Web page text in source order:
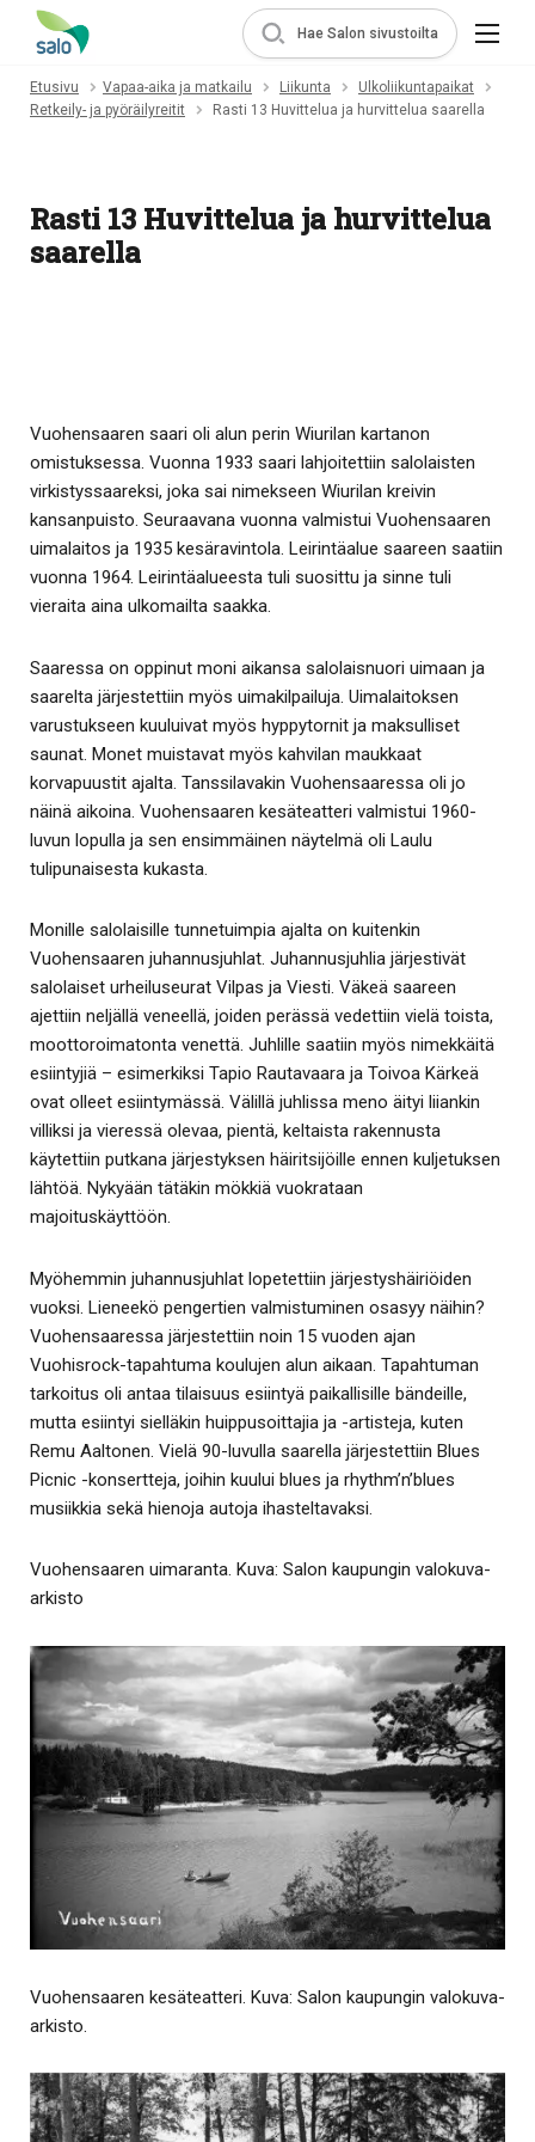
Hae Salon sivustoilta
Etusivu Vapaa-aika ja matkailu Liikunta
Ulkoliikuntapaikat
Retkeily- ja pyöräilyreitit
Rasti 13 Huvittelua ja hurvittelua saarella
Rasti 13 Huvittelua ja hurvittelua
saarella
Vuohensaaren saari oli alun perin Wiurilan kartanon
omistuksessa. Vuonna 1933 saari lahjoitettiin salolaisten
virkistyssaareksi, joka sai nimekseen Wiurilan kreivin
kansanpuisto. Seuraavana vuonna valmistui Vuohensaaren
uimalaitos ja 1935 kesäravintola. Leirintäalue saareen saatiin
vuonna 1964. Leirintäalueesta tuli suosittu ja sinne tuli
vieraita aina ulkomailta saakka.
Saaressa on oppinut moni aikansa salolaisnuori uimaan ja
saarelta järjestettiin myös uimakilpailuja. Uimalaitoksen
varustukseen kuuluivat myös hyppytornit ja maksulliset
saunat. Monet muistavat myös kahvilan maukkaat
korvapuustit ajalta. Tanssilavakin Vuohensaaressa oli jo
näinä aikoina. Vuohensaaren kesäteatteri valmistui 1960-
luvun lopulla ja sen ensimmäinen näytelmä oli Laulu
tulipunaisesta kukasta.
Monille salolaisille tunnetuimpia ajalta on kuitenkin
Vuohensaaren juhannusjuhlat. Juhannusjuhlia järjestivät
salolaiset urheiluseurat Vilpas ja Viesti. Väkeä saareen
ajettiin neljällä veneellä, joiden perässä vedettiin vielä toista,
moottoroimatonta venettä. Juhlille saatiin myös nimekkäitä
esiintyjiä – esimerkiksi Tapio Rautavaara ja Toivoa Kärkeä
ovat olleet esiintymässä. Välillä juhlissa meno äityi liiankin
villiksi ja vieressä olevaa, pientä, keltaista rakennusta
käytettiin putkana järjestyksen häiritsijöille ennen kuljetuksen
lähtöä. Nykyään tätäkin mökkiä vuokrataan
majoituskäyttöön.
Myöhemmin juhannusjuhlat lopetettiin järjestyshäiriöiden
vuoksi. Lieneekö pengertien valmistuminen osasyy näihin?
Vuohensaaressa järjestettiin noin 15 vuoden ajan
Vuohisrock-tapahtuma koulujen alun aikaan. Tapahtuman
tarkoitus oli antaa tilaisuus esiintyä paikallisille bändeille,
mutta esiintyi sielläkin huippusoittajia ja -artisteja, kuten
Remu Aaltonen. Vielä 90-luvulla saarella järjestettiin Blues
Picnic -konsertteja, joihin kuului blues ja rhythm’n’blues
musiikkia sekä hienoja autoja ihasteltavaksi.
Vuohensaaren uimaranta. Kuva: Salon kaupungin valokuva-
arkisto
Vuohensaaren kesäteatteri. Kuva: Salon kaupungin valokuva-
arkisto.